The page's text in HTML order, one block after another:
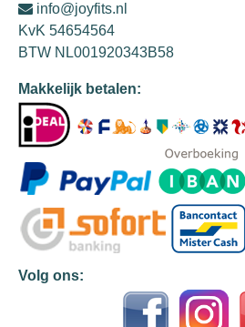
info@joyfits.nl
KvK 54654564
BTW NL001920343B58
Makkelijk betalen:
Volg ons: